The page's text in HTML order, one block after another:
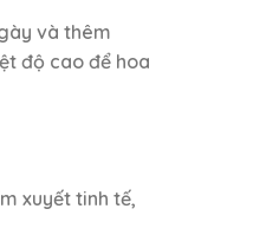
và thêm
độ cao để hoa
xuyết tinh tế,